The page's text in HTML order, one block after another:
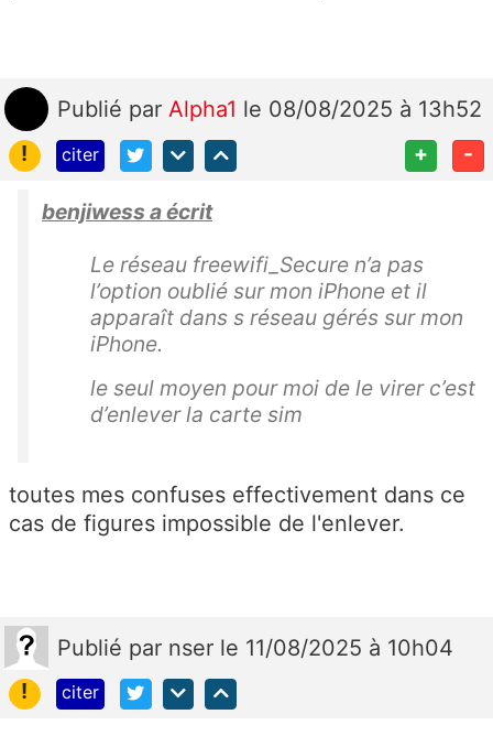
Publié par Alpha1 le 08/08/2025 à 13h52
!
citer + -
benjiwess a écrit
Le réseau freewifi_Secure n’a pas
l’option oublié sur mon iPhone et il
apparaît dans s réseau gérés sur mon
iPhone.
le seul moyen pour moi de le virer c’est
d’enlever la carte sim
toutes mes confuses effectivement dans ce
cas de figures impossible de l'enlever.
Publié par nser le 11/08/2025 à 10h04
!
citer